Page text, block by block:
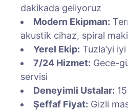
dakikada geliyoruz
Modern Ekipman:
akustik cihaz, spiral
Yerel Ekip: Tuzla’yi
7/24 Hizmet: Gece-
servisi
Deneyimli Ustalar:
Şeffaf Fiyat: Gizli